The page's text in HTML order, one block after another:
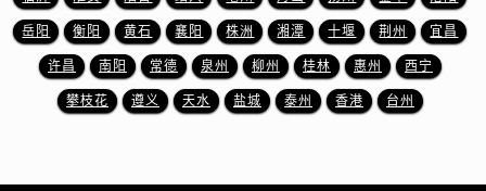
福建省莆田市城厢区霞林街道荔华东大道泰格豪雅售后服务中心（需提前预约）
福建省三明市三元区东乾二路泰格豪雅售后服务中心（需提前预约）
岳阳 衡阳 黄石 襄阳 株洲 湘潭 十堰 荆州 宜昌
许昌 南阳 常德 泉州 柳州 桂林 惠州 西宁
攀枝花 遵义 天水 盐城 泰州 香港 台州